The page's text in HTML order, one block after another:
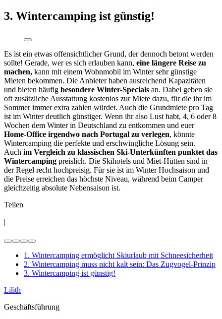
3. Wintercamping ist günstig!
Es ist ein etwas offensichtlicher Grund, der dennoch betont werden
sollte! Gerade, wer es sich erlauben kann, eine längere Reise zu
machen, kann mit einem Wohnmobil im Winter sehr günstige
Mieten bekommen. Die Anbieter haben ausreichend Kapazitäten
und bieten häufig besondere Winter-Specials an. Dabei geben sie
oft zusätzliche Ausstattung kostenlos zur Miete dazu, für die ihr im
Sommer immer extra zahlen würdet. Auch die Grundmiete pro Tag
ist im Winter deutlich günstiger. Wenn ihr also Lust habt, 4, 6 oder 8
Wochen dem Winter in Deutschland zu entkommen und euer
Home-Office irgendwo nach Portugal zu verlegen, könnte
Wintercamping die perfekte und erschwingliche Lösung sein.
Auch im Vergleich zu klassischen Ski-Unterkünften punktet das
Wintercamping preislich. Die Skihotels und Miet-Hütten sind in
der Regel recht hochpreisig. Für sie ist im Winter Hochsaison und
die Preise erreichen das höchste Niveau, während beim Camper
gleichzeitig absolute Nebensaison ist.
Teilen
|
1. Wintercamping ermöglicht Skiurlaub mit Schneesicherheit
2. Wintercamping muss nicht kalt sein: Das Zugvogel-Prinzip
3. Wintercamping ist günstig!
Lilith
Geschäftsführung